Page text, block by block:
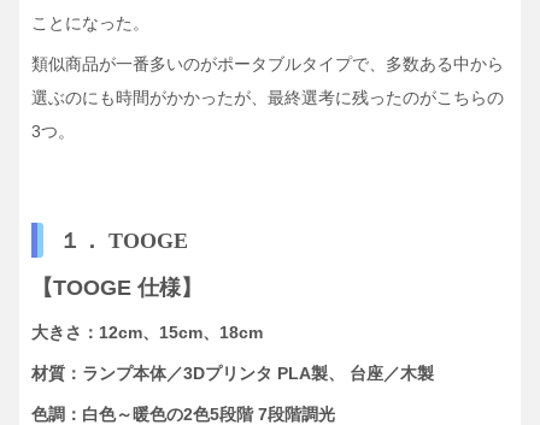
ことになった。
類似商品が一番多いのがポータブルタイプで、多数ある中から
選ぶのにも時間がかかったが、最終選考に残ったのがこちらの
3つ。
１． TOOGE
【TOOGE 仕様】
大きさ：12cm、15cm、18cm
材質：ランプ本体／3Dプリンタ PLA製、 台座／木製
色調：白色～暖色の2色5段階 7段階調光